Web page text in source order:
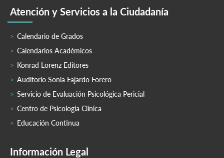
Atención y Servicios a la Ciudadanía
Calendario de Grados
Calendarios Académicos
Konrad Lorenz Editores
Auditorio Sonia Fajardo Forero
Servicio de Evaluación Psicológica Pericial
Centro de Psicología Clínica
Educación Continua
Información Legal